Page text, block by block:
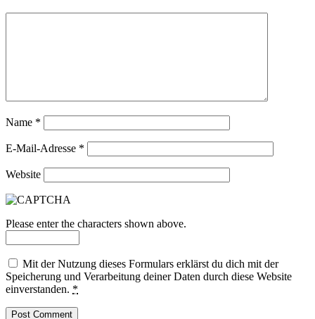
Name *
E-Mail-Adresse *
Website
Please enter the characters shown above.
Mit der Nutzung dieses Formulars erklärst du dich mit der
Speicherung und Verarbeitung deiner Daten durch diese Website
einverstanden. *